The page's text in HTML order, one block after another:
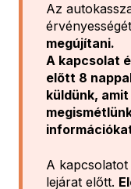
Az
érvényességét
megújítani.
A kapcsolat
előtt 8
küldünk,
A kapcsolatot
lejárat előtt.